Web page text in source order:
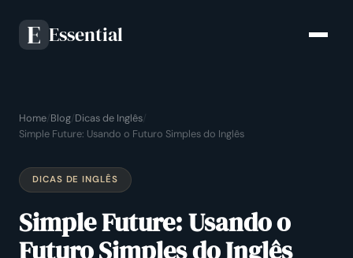
E Essential
Home Blog Dicas de Inglês
Simple Future: Usando o Futuro Simples do Inglês
DICAS DE INGLÊS
Simple Future: Usando o
Futuro Simples do Inglês